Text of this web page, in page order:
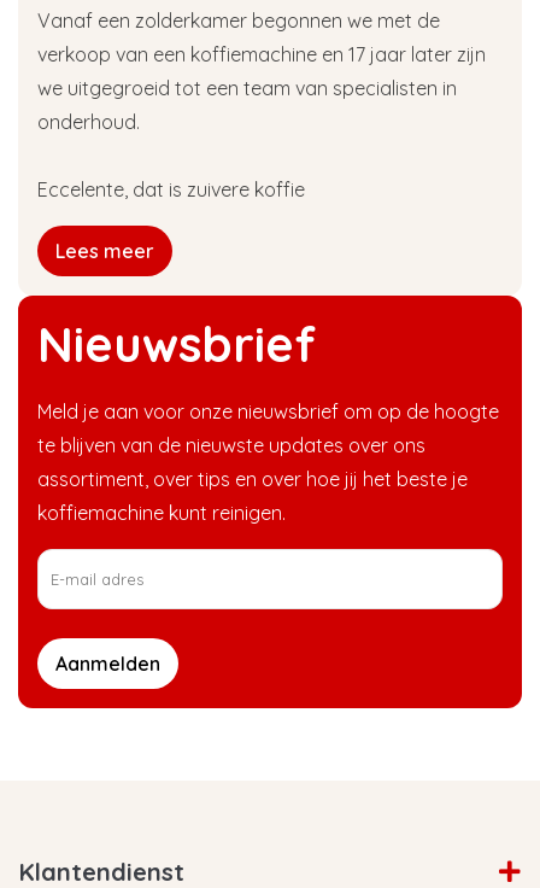
Nieuwsbrief
Meld je aan voor onze nieuwsbrief om op de hoogte
te blijven van de nieuwste updates over ons
assortiment, over tips en over hoe jij het beste je
koffiemachine kunt reinigen.
Aanmelden
Vanaf een zolderkamer begonnen we met de
verkoop van een koffiemachine en 17 jaar later zijn
we uitgegroeid tot een team van specialisten in
onderhoud.
Eccelente, dat is zuivere koffie
Lees meer
Klantendienst